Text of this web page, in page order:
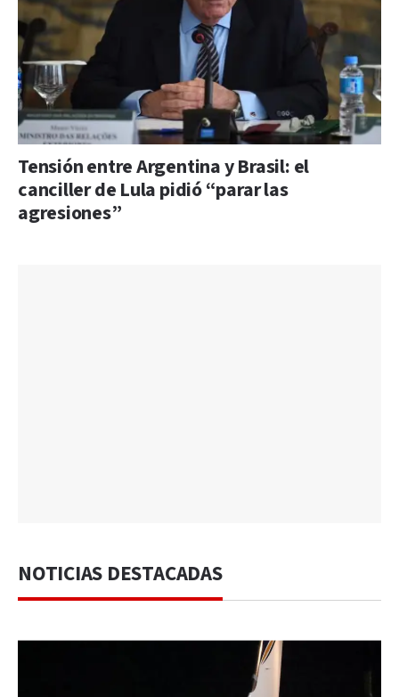
Tensión entre Argentina y Brasil: el
canciller de Lula pidió “parar las
agresiones”
NOTICIAS DESTACADAS